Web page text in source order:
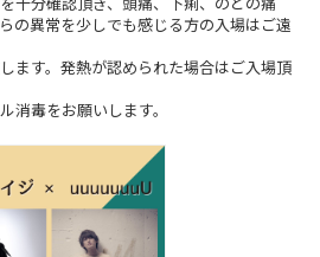
の異常を少しでも感じる方の入場はご遠
ます。発熱が認められた場合はご入場頂
消毒をお願いします。